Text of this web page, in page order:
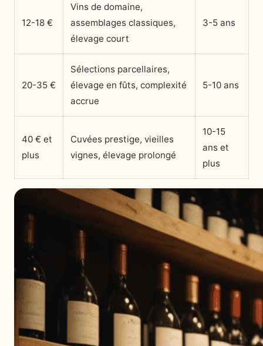
12-18 €
Vins de domaine,
assemblages classiques,
élevage court
3-5 ans
20-35 €
Sélections parcellaires,
élevage en fûts, complexité
accrue
5-10 ans
40 € et
plus
Cuvées prestige, vieilles
vignes, élevage prolongé
10-15
ans et
plus